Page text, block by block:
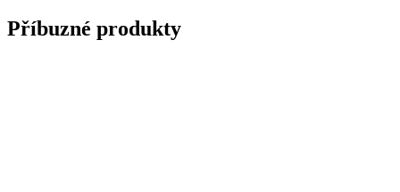
Příbuzné produkty